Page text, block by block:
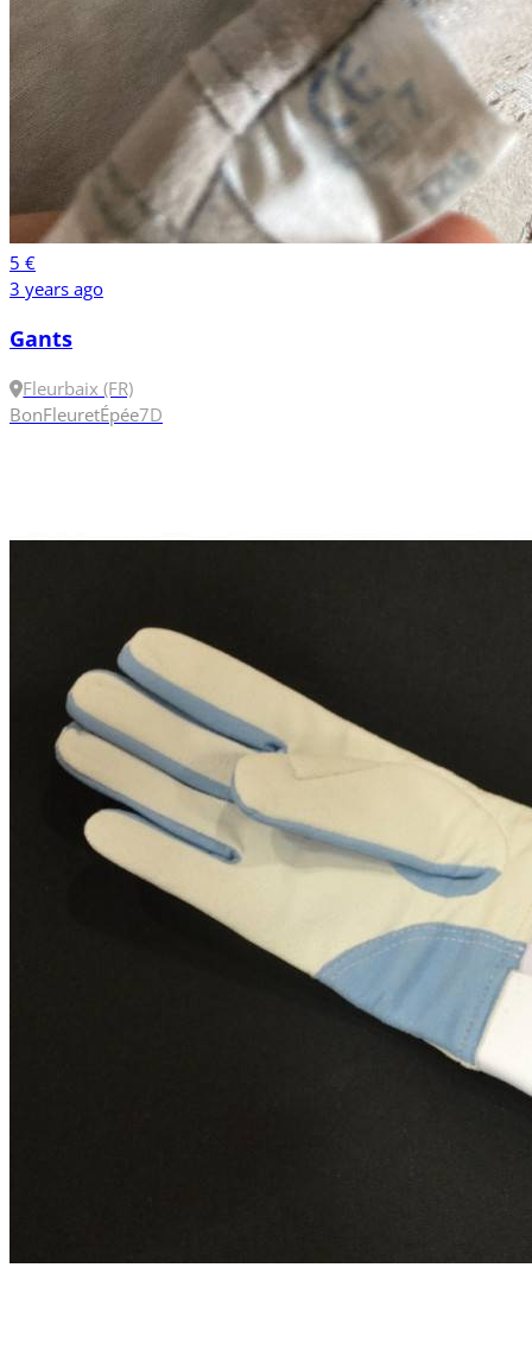
5 €
3 years ago
Gants
Fleurbaix (FR)
BonFleuretÉpée7D